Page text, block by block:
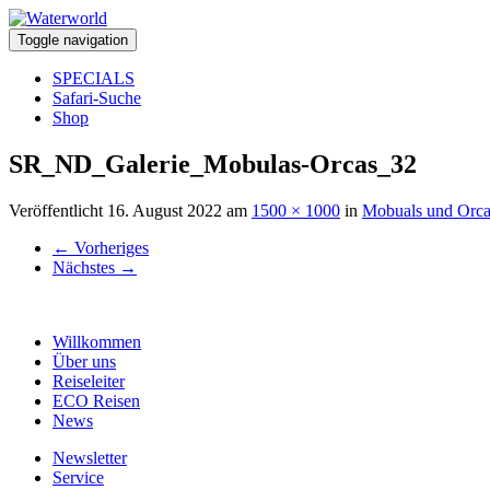
Toggle navigation
SPECIALS
Safari-Suche
Shop
SR_ND_Galerie_Mobulas-Orcas_32
Veröffentlicht 16. August 2022 am 1500 × 1000 in Mobuals und
← Vorheriges
Nächstes →
Willkommen
Über uns
Reiseleiter
ECO Reisen
News
Newsletter
Service